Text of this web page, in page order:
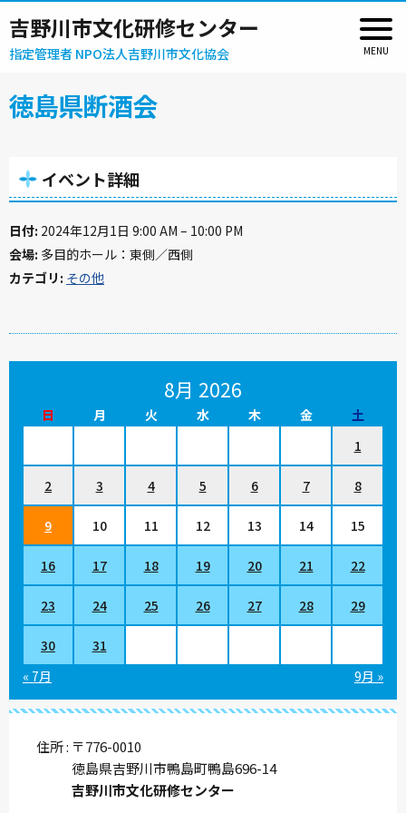
吉野川市文化研修センター
指定管理者 NPO法人吉野川市文化協会
徳島県断酒会
イベント詳細
日付: 2024年12月1日 9:00 AM – 10:00 PM
会場: 多目的ホール：東側／西側
カテゴリ: その他
8月 2026
日 月 火 水 木 金
土
1
2 3 4 5 6 7 8
9 10 11 12 13 14 15
16 17 18 19 20 21 22
23 24 25 26 27 28 29
30
31
« 7月
9月 »
住所 〒776-0010
徳島県吉野川市鴨島町鴨島696-14
吉野川市文化研修センター